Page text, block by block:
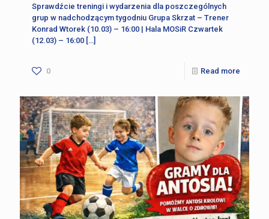
Sprawdźcie treningi i wydarzenia dla poszczególnych
grup w nadchodzącym tygodniu Grupa Skrzat – Trener
Konrad Wtorek (10.03) – 16:00 | Hala MOSiR Czwartek
(12.03) – 16:00 […]
0 Read more